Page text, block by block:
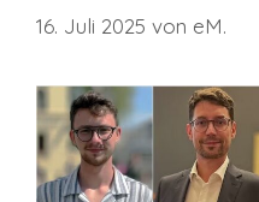
16. Juli 2025 von eM.